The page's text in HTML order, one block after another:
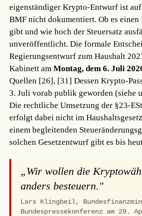
eigenständiger Krypto-Entwurf ist auf
BMF nicht dokumentiert. Ob es einen
gibt und wie hoch der Steuersatz
unveröffentlicht. Die formale
Regierungsentwurf zum Haushalt
Kabinett amMontag, dem 6. Juli
Quellen [26], [31] Dessen Krypto-
3. Juli vorab publik geworden (siehe
Die rechtliche Umsetzung der §23-
erfolgt dabei nicht im
einem begleitenden
solchen Gesetzentwurf gibt es bis
„Wir wollen die
anders besteuern."
Lars Klingbeil,
Bundespressekonferenz am 29.